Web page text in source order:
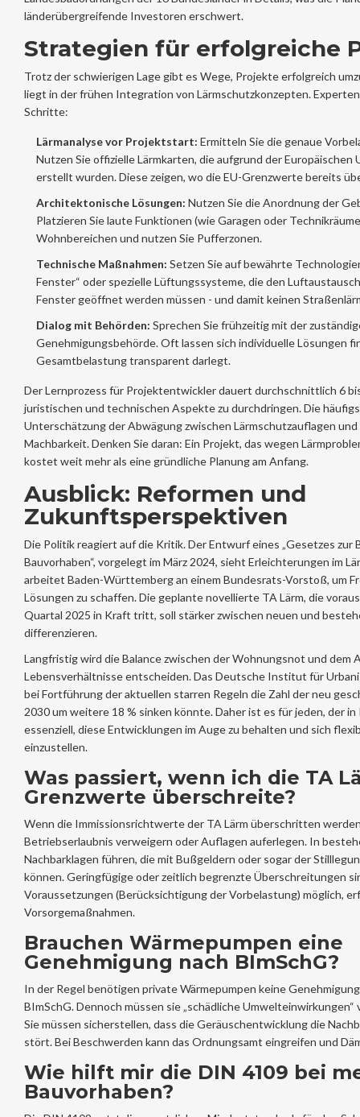
länderübergreifende Investoren erschwert.
Strategien für erfolgreiche
Trotz der schwierigen Lage gibt es Wege, Projekte erfolgreich
liegt in der frühen Integration von Lärmschutzkonzepten.
Schritte:
Lärmanalyse vor Projektstart: Ermitteln Sie die genaue
Nutzen Sie offizielle Lärmkarten, die aufgrund der Europäischen
erstellt wurden. Diese zeigen, wo die EU-Grenzwerte bereits
Architektonische Lösungen: Nutzen Sie die Anordnung der
Platzieren Sie laute Funktionen (wie Garagen oder
Wohnbereichen und nutzen Sie Pufferzonen.
Technische Maßnahmen: Setzen Sie auf bewährte
Fenster“ oder spezielle Lüftungssysteme, die den
Fenster geöffnet werden müssen - und damit keinen
Dialog mit Behörden: Sprechen Sie frühzeitig mit der
Genehmigungsbehörde. Oft lassen sich individuelle Lösungen
Gesamtbelastung transparent darlegt.
Der Lernprozess für Projektentwickler dauert durchschnittlich 6
juristischen und technischen Aspekte zu durchdringen. Die
Unterschätzung der Abwägung zwischen Lärmschutzauflagen
Machbarkeit. Denken Sie daran: Ein Projekt, das wegen
kostet weit mehr als eine gründliche Planung am Anfang.
Ausblick: Reformen und
Zukunftsperspektiven
Die Politik reagiert auf die Kritik. Der Entwurf eines „Gesetzes zur
Bauvorhaben“, vorgelegt im März 2024, sieht Erleichterungen im
arbeitet Baden-Württemberg an einem Bundesrats-Vorstoß, um
Lösungen zu schaffen. Die geplante novellierte TA Lärm, die
Quartal 2025 in Kraft tritt, soll stärker zwischen neuen und
differenzieren.
Langfristig wird die Balance zwischen der Wohnungsnot und dem
Lebensverhältnisse entscheiden. Das Deutsche Institut für
bei Fortführung der aktuellen starren Regeln die Zahl der neu
2030 um weitere 18 % sinken könnte. Daher ist es für jeden, der
essenziell, diese Entwicklungen im Auge zu behalten und sich
einzustellen.
Was passiert, wenn ich die TA
Grenzwerte überschreite?
Wenn die Immissionsrichtwerte der TA Lärm überschritten
Betriebserlaubnis verweigern oder Auflagen auferlegen. In
Nachbarklagen führen, die mit Bußgeldern oder sogar der
können. Geringfügige oder zeitlich begrenzte Überschreitungen
Voraussetzungen (Berücksichtigung der Vorbelastung) möglich,
Vorsorgemaßnahmen.
Brauchen Wärmepumpen eine
Genehmigung nach BImSchG?
In der Regel benötigen private Wärmepumpen keine
BImSchG. Dennoch müssen sie „schädliche
Sie müssen sicherstellen, dass die Geräuschentwicklung die
stört. Bei Beschwerden kann das Ordnungsamt eingreifen und
Wie hilft mir die DIN 4109 bei
Bauvorhaben?